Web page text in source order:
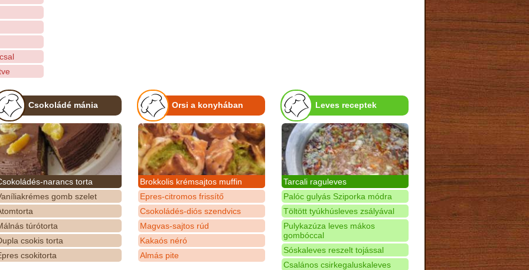
Csokoládé mánia
narancs torta
gomb szelet
túrótorta
csokis torta
csokitorta
Orsi a konyhában
Brokkolis krémsajtos muffin
Epres-citromos frissítő
Csokoládés-diós szendvics
Magvas-sajtos rúd
Kakaós néró
Almás pite
Leves receptek
Tarcali raguleves
Palóc gulyás Sziporka módra
Töltött tyúkhúsleves zsályával
Pulykazúza leves mákos
gombóccal
Sóskaleves reszelt tojással
Csalános csirkegaluskaleves